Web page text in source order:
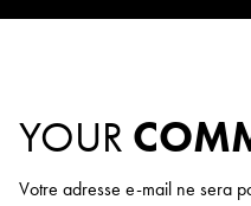
YOUR
Votre adresse e-mail ne sera